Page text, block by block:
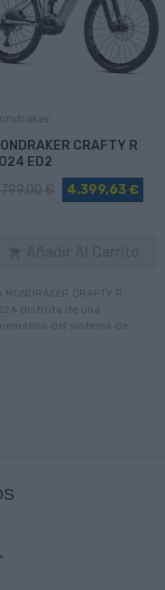
CRAFTY R
ED2
4.399,63 €